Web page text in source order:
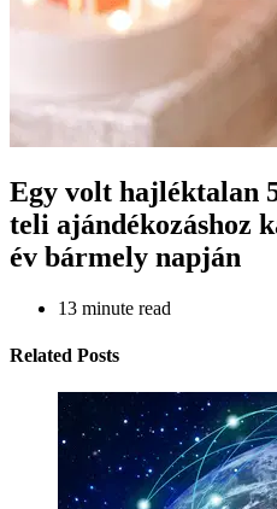
Egy volt hajléktalan
teli ajándékozáshoz
év bármely napján
13 minute read
Related Posts